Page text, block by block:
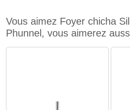
Vous aimez Foyer chicha
Phunnel, vous aimerez